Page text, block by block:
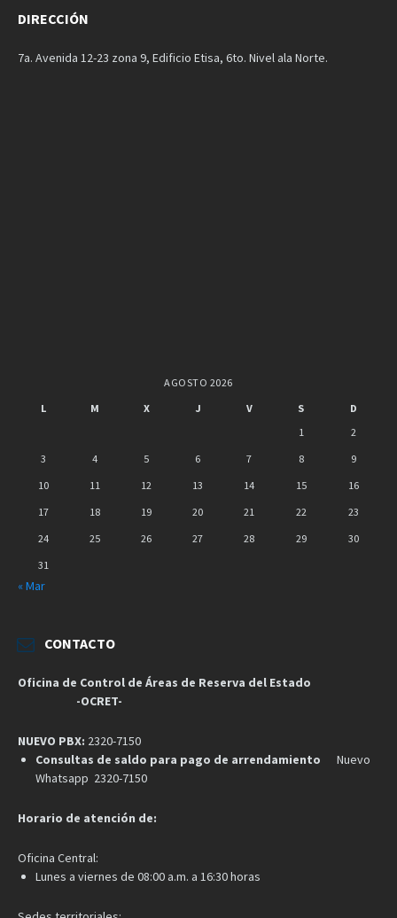
DIRECCIÓN
7a. Avenida 12-23 zona 9, Edificio Etisa, 6to. Nivel ala Norte.
AGOSTO 2026
L
M X J V S
D
1
2
3
4 5 6 7 8
9
10
11 12 13 14 15
16
17
18 19 20 21 22
23
24
25 26 27 28 29
30
31
« Mar
CONTACTO
Oficina de Control de Áreas de Reserva del Estado
-OCRET-
NUEVO PBX: 2320-7150
Consultas de saldo para pago de arrendamiento Nuevo
Whatsapp 2320-7150
Horario de atención de:
Oficina Central:
Lunes a viernes de 08:00 a.m. a 16:30 horas